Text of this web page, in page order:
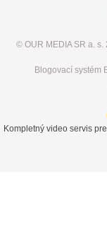
© OUR MEDIA SR a.
Blogovací systém
Kompletný video servis